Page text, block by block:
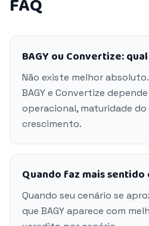
FAQ
BAGY ou Convertize:
Não existe melhor
BAGY e Convertize
operacional, maturidade
crescimento.
Quando faz mais sentido
Quando seu cenário se
que BAGY aparece com